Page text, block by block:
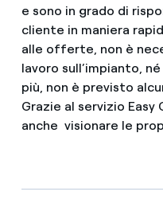
e sono in grado di
cliente in maniera
alle offerte, non è
lavoro sull’impianto,
più, non è previsto
Grazie al servizio
anche visionare le